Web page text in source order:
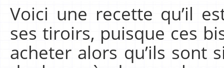
Voici une recette qu’il
ses tiroirs, puisque ces
acheter alors qu’ils sont